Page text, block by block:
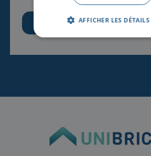
AFFICHER LES DÉTAILS